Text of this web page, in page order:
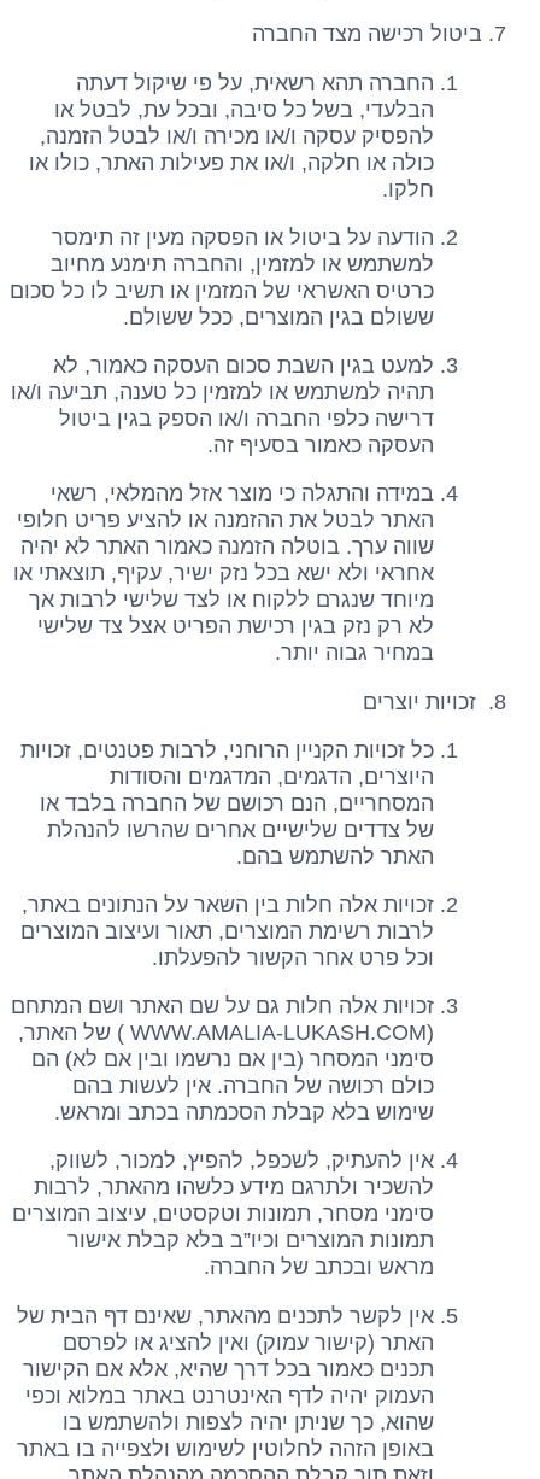
ביטול רכישה מצד החברה
החברה תהא רשאית, על פי שיקול דעתה
הבלעדי, בשל כל סיבה, ובכל עת, לבטל או
להפסיק עסקה ו/או מכירה ו/או לבטל הזמנה,
כולה או חלקה, ו/או את פעילות האתר, כולו או
חלקו.
הודעה על ביטול או הפסקה מעין זה תימסר
למשתמש או למזמין, והחברה תימנע מחיוב
כרטיס האשראי של המזמין או תשיב לו כל סכום
ששולם בגין המוצרים, ככל ששולם.
למעט בגין השבת סכום העסקה כאמור, לא
תהיה למשתמש או למזמין כל טענה, תביעה ו/או
דרישה כלפי החברה ו/או הספק בגין ביטול
העסקה כאמור בסעיף זה.
במידה והתגלה כי מוצר אזל מהמלאי, רשאי
האתר לבטל את ההזמנה או להציע פריט חלופי
שווה ערך. בוטלה הזמנה כאמור האתר לא יהיה
אחראי ולא ישא בכל נזק ישיר, עקיף, תוצאתי או
מיוחד שנגרם ללקוח או לצד שלישי לרבות אך
לא רק נזק בגין רכישת הפריט אצל צד שלישי
במחיר גבוה יותר.
זכויות יוצרים
כל זכויות הקניין הרוחני, לרבות פטנטים, זכויות
היוצרים, הדגמים, המדגמים והסודות
המסחריים, הנם רכושם של החברה בלבד או
של צדדים שלישיים אחרים שהרשו להנהלת
האתר להשתמש בהם.
זכויות אלה חלות בין השאר על הנתונים באתר,
לרבות רשימת המוצרים, תאור ועיצוב המוצרים
וכל פרט אחר הקשור להפעלתו.
זכויות אלה חלות גם על שם האתר ושם המתחם
(WWW.AMALIA-LUKASH.COM ) של האתר,
סימני המסחר (בין אם נרשמו ובין אם לא) הם
כולם רכושה של החברה. אין לעשות בהם
שימוש בלא קבלת הסכמתה בכתב ומראש.
אין להעתיק, לשכפל, להפיץ, למכור, לשווק,
להשכיר ולתרגם מידע כלשהו מהאתר, לרבות
סימני מסחר, תמונות וטקסטים, עיצוב המוצרים
תמונות המוצרים וכיו”ב בלא קבלת אישור
מראש ובכתב של החברה.
אין לקשר לתכנים מהאתר, שאינם דף הבית של
האתר (קישור עמוק) ואין להציג או לפרסם
תכנים כאמור בכל דרך שהיא, אלא אם הקישור
העמוק יהיה לדף האינטרנט באתר במלוא וכפי
שהוא, כך שניתן יהיה לצפות ולהשתמש בו
באופן הזהה לחלוטין לשימוש ולצפייה בו באתר